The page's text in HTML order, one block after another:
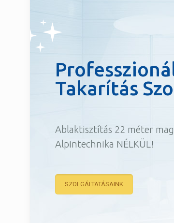
Takarítás
Ablaktisztítás 22 méter
Alpintechnika NÉLKÜL!
SZOLGÁLTATÁSAINK